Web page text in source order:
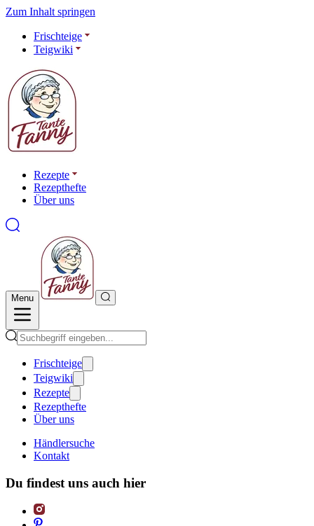
Zum Inhalt springen
Frischteige
Teigwiki
Rezepte
Rezepthefte
Über uns
Menu
Frischteige
Teigwiki
Rezepte
Rezepthefte
Über uns
Händlersuche
Kontakt
Du findest uns auch hier